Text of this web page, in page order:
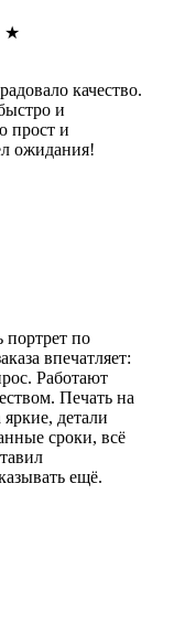
★
качество.
и
прост и
ожидания!
портрет по
впечатляет:
Работают
Печать на
детали
сроки, всё
ещё.